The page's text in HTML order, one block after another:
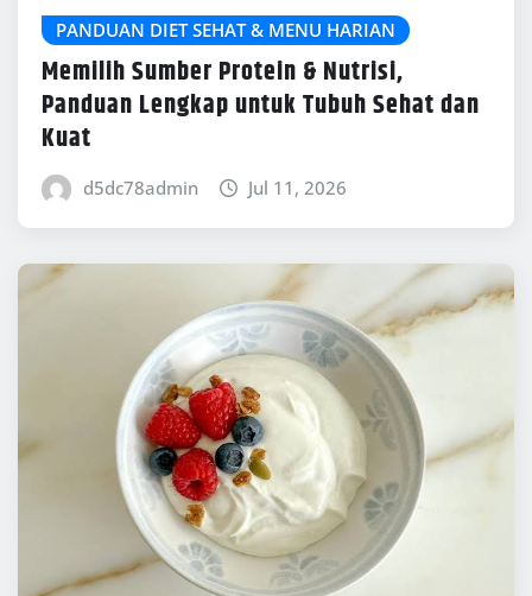
PANDUAN DIET SEHAT & MENU HARIAN
Memilih Sumber Protein & Nutrisi,
Panduan Lengkap untuk Tubuh Sehat dan
Kuat
d5dc78admin Jul 11, 2026